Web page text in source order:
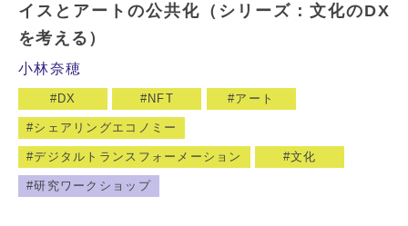
イスとアートの公共化（シリーズ：文化のDX
を考える）
小林奈穂
DX NFT アート
シェアリングエコノミー
デジタルトランスフォーメーション 文化
研究ワークショップ